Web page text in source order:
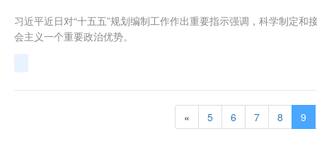
习近平近日对“十五五”规划编制工作作出重要指示强调，科学制定
会主义一个重要政治优势。
« 5 6 7 8 9